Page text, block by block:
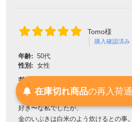
Tomo様
購入確認済み
年齢: 50代
性別: 女性
苦手だった玄米
身体に良いのは分かっていても、やっ
好き〜な私でしたが、
金のいぶきは白米のよう炊けるとの事。
在庫切れ商品の再入荷